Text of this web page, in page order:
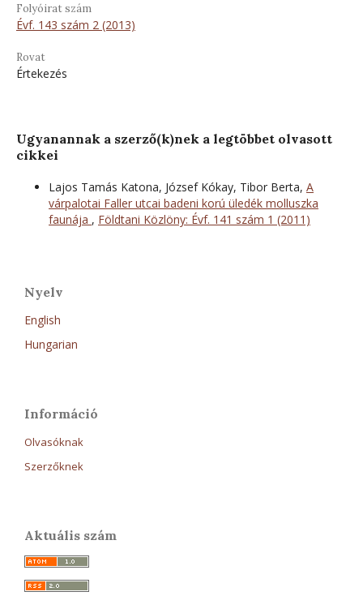
Folyóirat szám
Évf. 143 szám 2 (2013)
Rovat
Értekezés
Ugyanannak a szerző(k)nek a legtöbbet olvasott
cikkei
Lajos Tamás Katona, József Kókay, Tibor Berta, A
várpalotai Faller utcai badeni korú üledék molluszka
faunája , Földtani Közlöny: Évf. 141 szám 1 (2011)
Nyelv
English
Hungarian
Információ
Olvasóknak
Szerzőknek
Aktuális szám